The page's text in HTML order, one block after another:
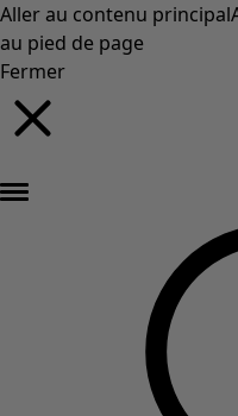
Aller au contenu principal
au pied de page
Fermer